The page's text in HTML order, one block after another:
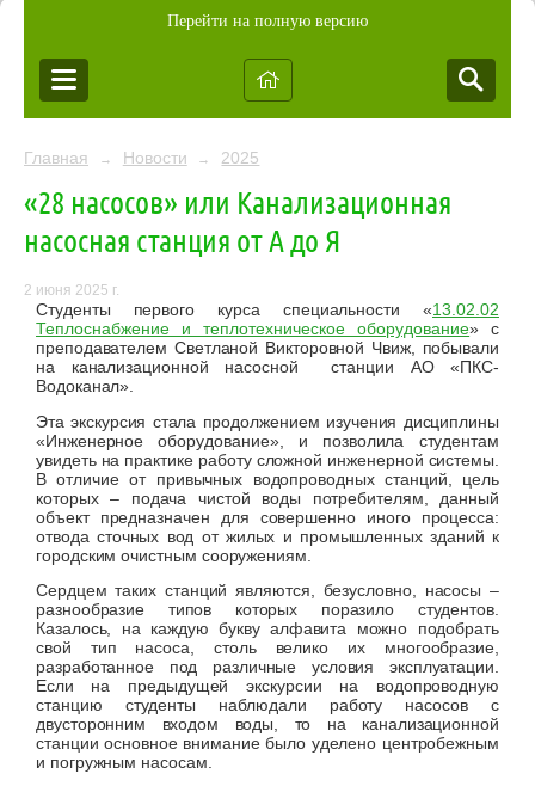
Перейти на полную версию
Главная → Новости → 2025
«28 насосов» или Канализационная
насосная станция от А до Я
2 июня 2025 г.
Студенты первого курса специальности «13.02.02
Теплоснабжение и теплотехническое оборудование» с
преподавателем Светланой Викторовной Чвиж, побывали
на канализационной насосной станции АО «ПКС-
Водоканал».
Эта экскурсия стала продолжением изучения дисциплины
«Инженерное оборудование», и позволила студентам
увидеть на практике работу сложной инженерной системы.
В отличие от привычных водопроводных станций, цель
которых – подача чистой воды потребителям, данный
объект предназначен для совершенно иного процесса:
отвода сточных вод от жилых и промышленных зданий к
городским очистным сооружениям.
Сердцем таких станций являются, безусловно, насосы –
разнообразие типов которых поразило студентов.
Казалось, на каждую букву алфавита можно подобрать
свой тип насоса, столь велико их многообразие,
разработанное под различные условия эксплуатации.
Если на предыдущей экскурсии на водопроводную
станцию студенты наблюдали работу насосов с
двусторонним входом воды, то на канализационной
станции основное внимание было уделено центробежным
и погружным насосам.